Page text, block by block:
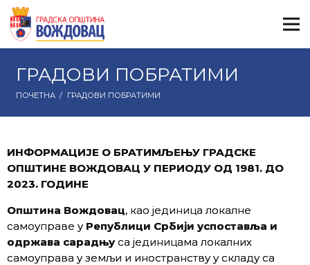
ГРАДОВИ ПОБРАТИМИ
ПОЧЕТНА / ГРАДОВИ ПОБРАТИМИ
ИНФОРМАЦИЈЕ О БРАТИМЉЕЊУ ГРАДСКЕ
ОПШТИНЕ ВОЖДОВАЦ У ПЕРИОДУ ОД 1981. ДО
2023. ГОДИНЕ
Општина Вождовац, као јединица локалне
самоуправе у Републици Србији успоставља и
одржава сарадњуса јединицама локалних
самоуправа у земљи и иностранству у складу са